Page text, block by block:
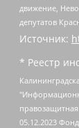
движение,
депутатов
Источник:
* Реестр
Калининградская региональная общественная организация "Экозащита!-Женсовет", Фонд содействия защите прав и свобод граждан "Общественный вердикт", Фонд "Институт Развития Свободы Информации", Частное учреждение "Информационное агентство МЕМО. РУ", Региональная общественная организация "Общественная комиссия по сохранению наследия академика Сахарова", Фонд поддержки свободы прессы, Санкт-Петербургская общественная правозащитная организация "Гражданский контроль", Межрегиональная общественная организация "Информационно-просветительский центр "Мемориал", Региональный Фонд "Центр Защиты Прав Средств Массовой Информации", с 05.12.2023 Фонд